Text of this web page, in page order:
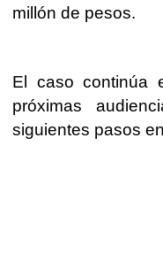
millón de pesos.
El caso continúa
próximas
siguientes pasos